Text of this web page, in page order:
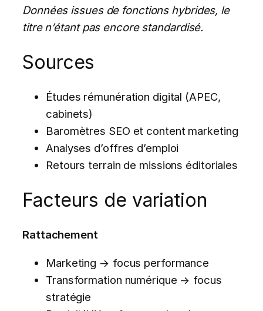
Données issues de fonctions hybrides, le
titre n’étant pas encore standardisé.
Sources
Études rémunération digital (APEC,
cabinets)
Baromètres SEO et content marketing
Analyses d’offres d’emploi
Retours terrain de missions éditoriales
Facteurs de variation
Rattachement
Marketing → focus performance
Transformation numérique → focus
stratégie